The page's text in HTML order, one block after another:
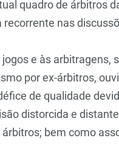
quadro de árbitros
recorrente nas
e às
por ex-árbitros,
de qualidade
distorcida e
bem como